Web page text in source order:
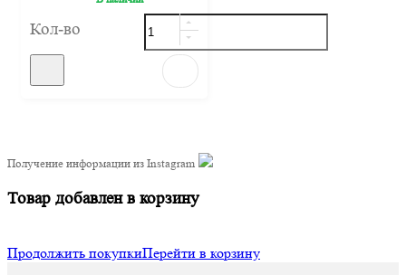
Кол-во
Получение информации из Instagram
Товар добавлен в корзину
Продолжить покупкиПерейти в корзину